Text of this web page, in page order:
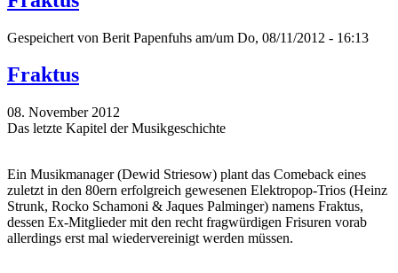
Gespeichert von Berit Papenfuhs am/um Do, 08/11/2012 - 16:13
Fraktus
08. November 2012
Das letzte Kapitel der Musikgeschichte
Ein Musikmanager (Dewid Striesow) plant das Comeback eines
zuletzt in den 80ern erfolgreich gewesenen Elektropop-Trios (Heinz
Strunk, Rocko Schamoni & Jaques Palminger) namens Fraktus,
dessen Ex-Mitglieder mit den recht fragwürdigen Frisuren vorab
allerdings erst mal wiedervereinigt werden müssen.